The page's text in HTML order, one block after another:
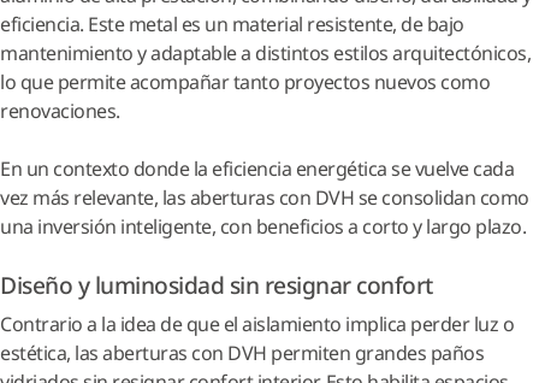
eficiencia. Este metal es un material resistente, de bajo
mantenimiento y adaptable a distintos estilos arquitectónicos,
lo que permite acompañar tanto proyectos nuevos como
renovaciones.
En un contexto donde la eficiencia energética se vuelve cada
vez más relevante, las aberturas con DVH se consolidan como
una inversión inteligente, con beneficios a corto y largo plazo.
Diseño y luminosidad sin resignar confort
Contrario a la idea de que el aislamiento implica perder luz o
estética, las aberturas con DVH permiten grandes paños